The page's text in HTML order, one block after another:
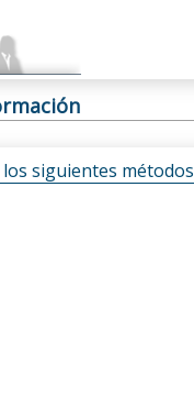
siguientes métodos